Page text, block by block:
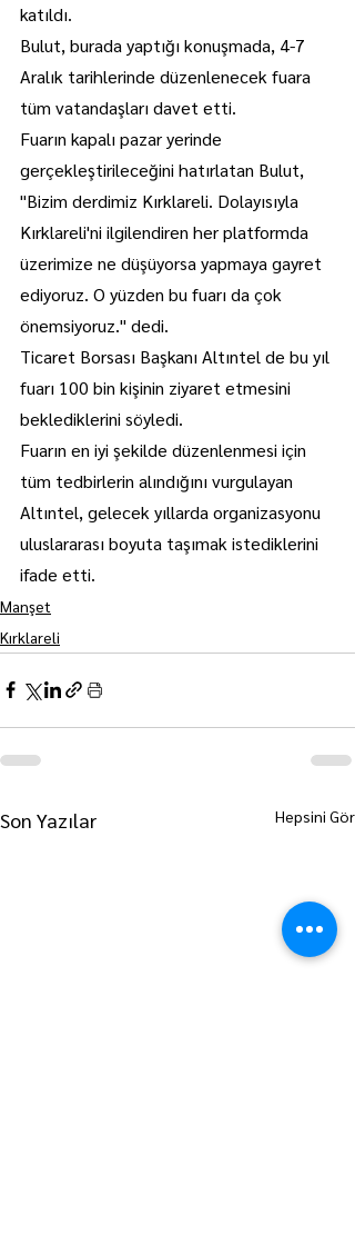
katıldı.
Bulut, burada yaptığı konuşmada, 4-7
Aralık tarihlerinde düzenlenecek fuara
tüm vatandaşları davet etti.
Fuarın kapalı pazar yerinde
gerçekleştirileceğini hatırlatan Bulut,
"Bizim derdimiz Kırklareli. Dolayısıyla
Kırklareli'ni ilgilendiren her platformda
üzerimize ne düşüyorsa yapmaya gayret
ediyoruz. O yüzden bu fuarı da çok
önemsiyoruz." dedi.
Ticaret Borsası Başkanı Altıntel de bu yıl
fuarı 100 bin kişinin ziyaret etmesini
beklediklerini söyledi.
Fuarın en iyi şekilde düzenlenmesi için
tüm tedbirlerin alındığını vurgulayan
Altıntel, gelecek yıllarda organizasyonu
uluslararası boyuta taşımak istediklerini
ifade etti.
Manşet
Kırklareli
Son Yazılar Hepsini Gör